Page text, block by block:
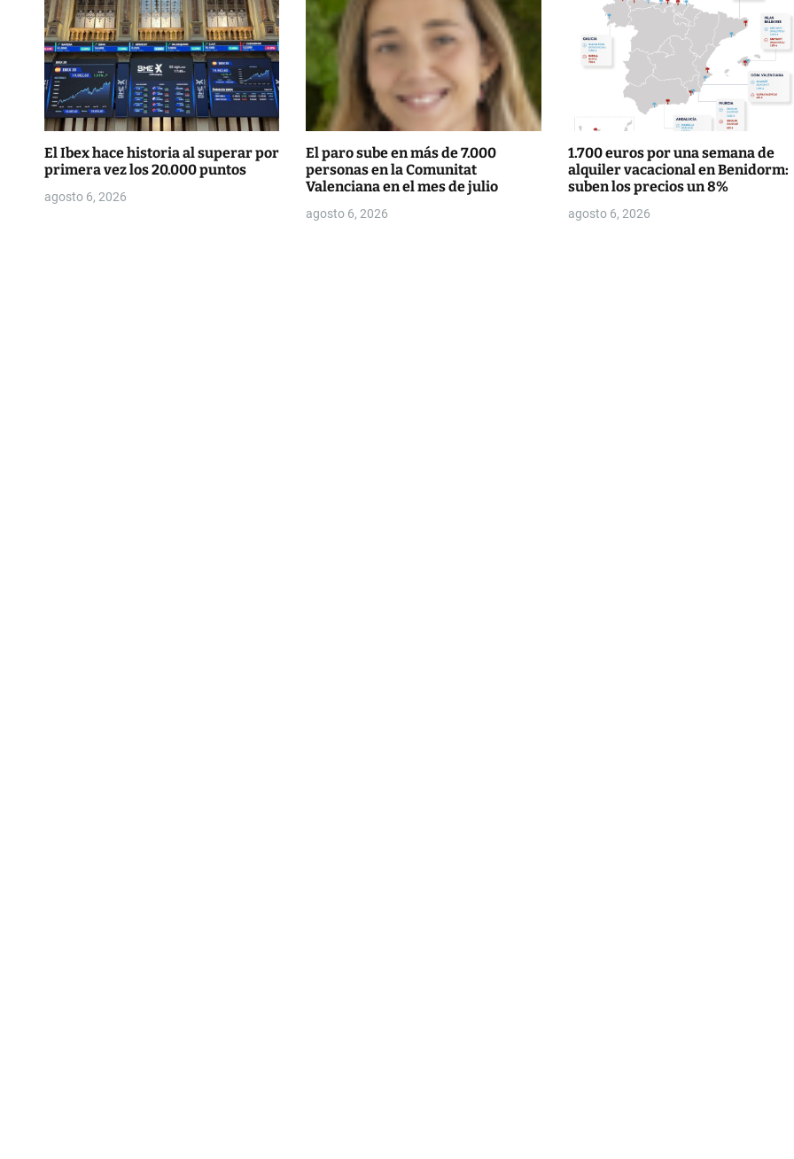
e
e
n
t
r
a
El Ibex hace historia al superar por
primera vez los 20.000 puntos
agosto 6, 2026
El paro sube en más de 7.000
personas en la Comunitat
Valenciana en el mes de julio
agosto 6, 2026
1.700 euros por una semana de
alquiler vacacional en Benidorm:
suben los precios un 8%
agosto 6, 2026